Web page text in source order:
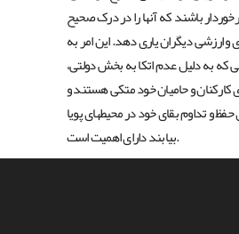
باشند که آنها را در درک صحیح
و ارزشی دیگران یاری دهد. این امر به
که به دلیل عدم اتکا به بخش دولتی،
کارکنان و حامیان خود متکی هستند و
حفظ و تداوم بقای خود در محیطهای پویا
بیابند دارای اهمیت است.